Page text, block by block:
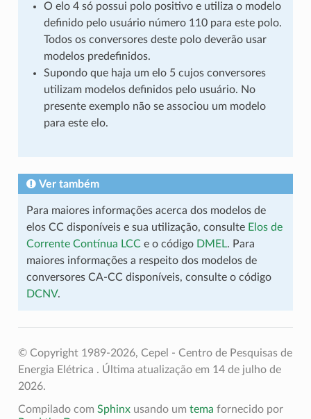
O elo 4 só possui polo positivo e utiliza o modelo
definido pelo usuário número 110 para este polo.
Todos os conversores deste polo deverão usar
modelos predefinidos.
Supondo que haja um elo 5 cujos conversores
utilizam modelos definidos pelo usuário. No
presente exemplo não se associou um modelo
para este elo.
Ver também
Para maiores informações acerca dos modelos de
elos CC disponíveis e sua utilização, consulte Elos de
Corrente Contínua LCCe o código DMEL. Para
maiores informações a respeito dos modelos de
conversores CA-CC disponíveis, consulte o código
DCNV.
© Copyright 1989-2026, Cepel - Centro de Pesquisas de
Energia Elétrica . Última atualização em 14 de julho de
2026.
Compilado com Sphinxusando um tema fornecido por